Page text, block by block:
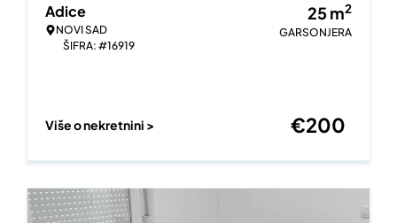
Adice
NOVI SAD
ŠIFRA: #16919
25m2
GARSONJERA
Više o nekretnini > €200